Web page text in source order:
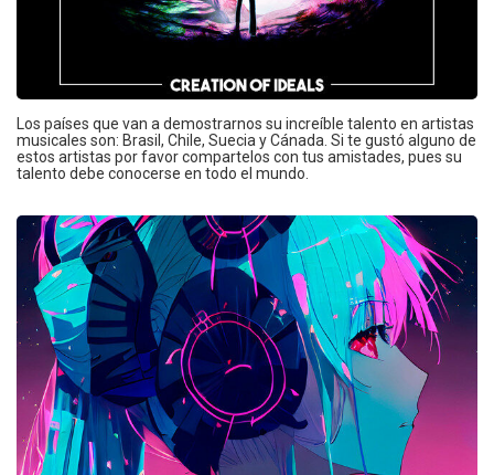
Los países que van a demostrarnos su increíble talento en artistas
musicales son: Brasil, Chile, Suecia y Cánada. Si te gustó alguno de
estos artistas por favor compartelos con tus amistades, pues su
talento debe conocerse en todo el mundo.